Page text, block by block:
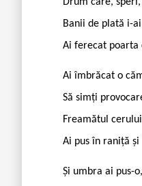
Banii de plată i-
Ai ferecat poarta
Ai îmbrăcat o
Să simți
Freamătul
Ai pus în raniță și
Și umbra ai pus-